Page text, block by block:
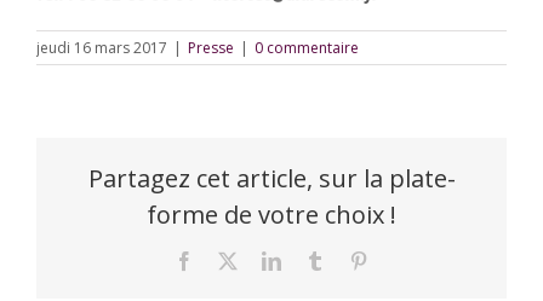
jeudi 16 mars 2017 | Presse | 0 commentaire
Partagez cet article, sur la plate-
forme de votre choix !
Facebook LinkedInTumblr